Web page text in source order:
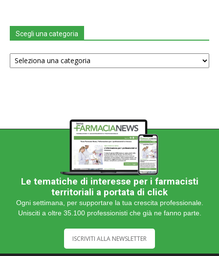
Scegli una categoria
Scegli
una
Le tematiche di interesse per i farmacisti
territoriali a portata di click
Ogni settimana, per supportare la tua crescita professionale.
Unisciti a oltre 35.100 professionisti che già ne fanno parte.
ISCRIVITI ALLA NEWSLETTER